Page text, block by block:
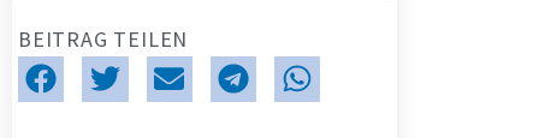
BEITRAG TEILEN